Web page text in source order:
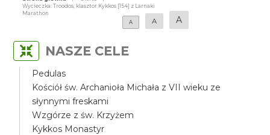
Wycieczka: Troodos, klasztor Kykkos [154] z Larnaki
Marathon
A
A A
NASZE CELE
Pedulas
Kościół św. Archanioła Michała z VII wieku ze
słynnymi freskami
Wzgórze z św. Krzyżem
Kykkos Monastyr